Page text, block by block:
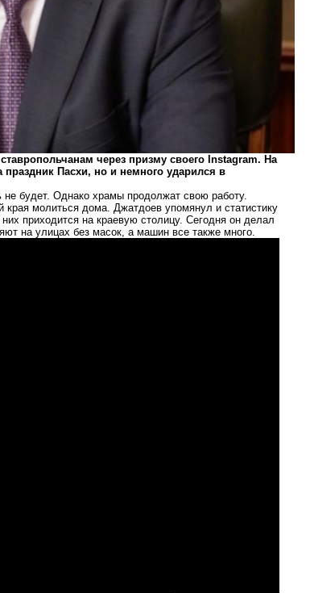
через призму своего Instagram. На
праздник Пасхи, но и немного ударился в
будет. Однако храмы продолжат свою работу.
края молиться дома. Джатдоев упомянул и статистику
приходится на краевую столицу. Сегодня он делал
на улицах без масок, а машин все также много.